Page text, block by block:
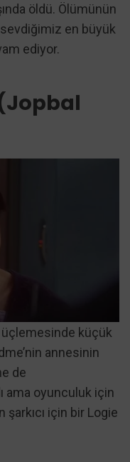
öldü. Ölümünün
en büyük
ediyor.
üçlemesinde küçük
annesinin
de
ama oyunculuk için
şarkıcı için bir Logie